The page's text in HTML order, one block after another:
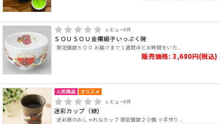
レビュー0件
ＳＯＵＳＯＵ金襴緞子いっぷく碗
限定個数５００ お届けまで１週間ほどお時間をいた..
販売価格: 3,680円(税込)
レビュー0件
迷彩カップ（緑)
迷彩柄のおしゃれなカップ 限定個数２０個 ※手作り..